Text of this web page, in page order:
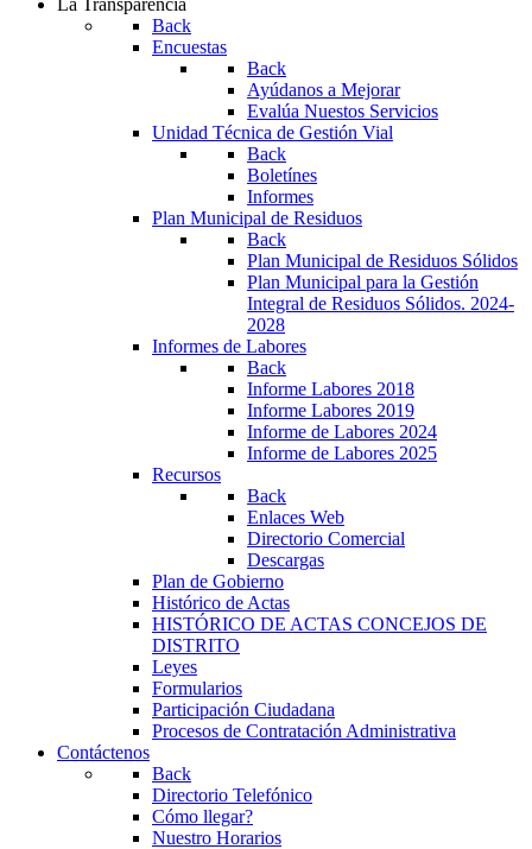
La Transparencia
Back
Encuestas
Back
Ayúdanos a Mejorar
Evalúa Nuestos Servicios
Unidad Técnica de Gestión Vial
Back
Boletínes
Informes
Plan Municipal de Residuos
Back
Plan Municipal de Residuos Sólidos
Plan Municipal para la Gestión
Integral de Residuos Sólidos. 2024-
2028
Informes de Labores
Back
Informe Labores 2018
Informe Labores 2019
Informe de Labores 2024
Informe de Labores 2025
Recursos
Back
Enlaces Web
Directorio Comercial
Descargas
Plan de Gobierno
Histórico de Actas
HISTÓRICO DE ACTAS CONCEJOS DE
DISTRITO
Leyes
Formularios
Participación Ciudadana
Procesos de Contratación Administrativa
Contáctenos
Back
Directorio Telefónico
Cómo llegar?
Nuestro Horarios